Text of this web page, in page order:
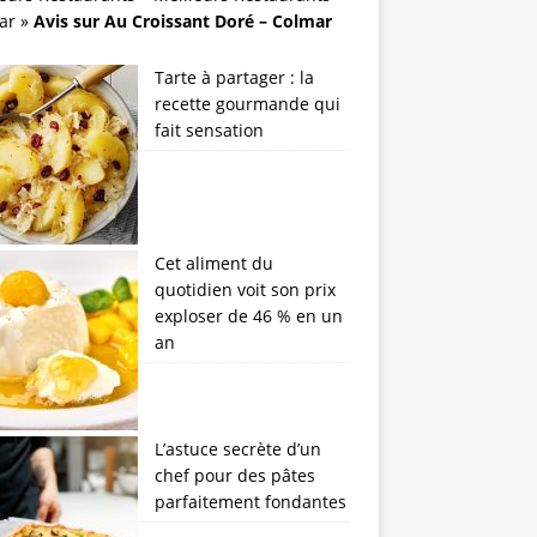
» Avis sur Au Croissant Doré – Colmar
Tarte à partager : la
recette gourmande qui
fait sensation
Cet aliment du
quotidien voit son prix
exploser de 46 % en un
an
L’astuce secrète d’un
chef pour des pâtes
parfaitement fondantes